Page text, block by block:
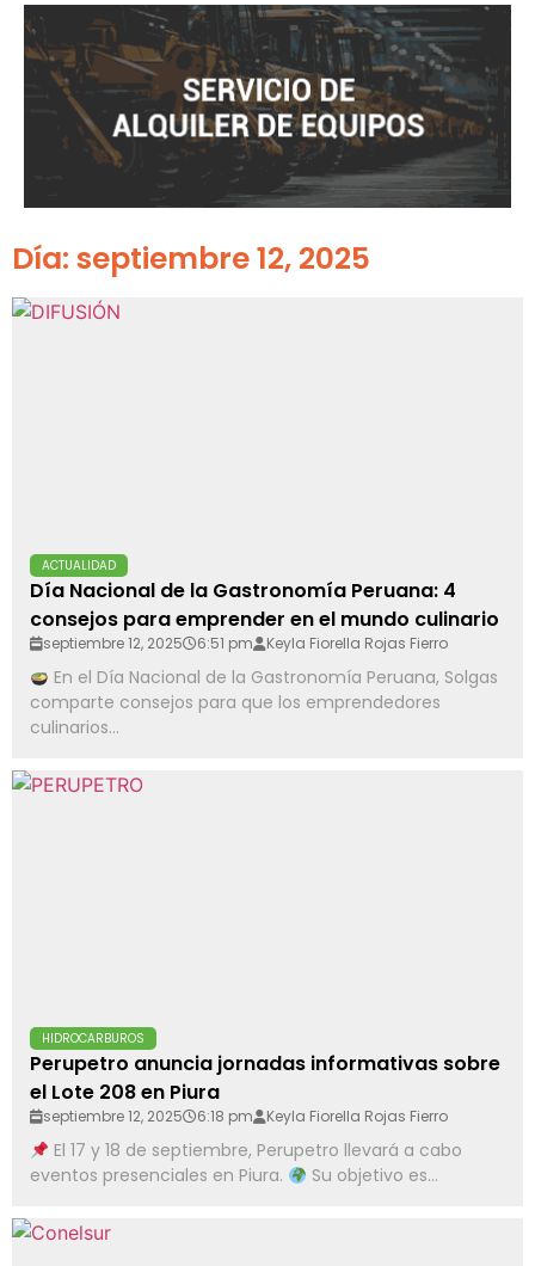
Día: septiembre 12, 2025
ACTUALIDAD
Día Nacional de la Gastronomía Peruana: 4
consejos para emprender en el mundo culinario
septiembre 12, 2025 6:51 pm Keyla Fiorella Rojas Fierro
En el Día Nacional de la Gastronomía Peruana, Solgas
comparte consejos para que los emprendedores
culinarios...
HIDROCARBUROS
Perupetro anuncia jornadas informativas sobre
el Lote 208 en Piura
septiembre 12, 2025 6:18 pm Keyla Fiorella Rojas Fierro
El 17 y 18 de septiembre, Perupetro llevará a cabo
eventos presenciales en Piura.
Su objetivo es...